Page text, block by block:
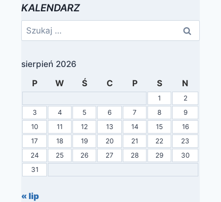
KALENDARZ
Szukaj:
sierpień 2026
P
W Ś C P S N
1
2
3
4 5 6 7 8
9
10
11 12 13 14 15
16
17
18 19 20 21 22
23
24
25 26 27 28 29
30
31
« lip